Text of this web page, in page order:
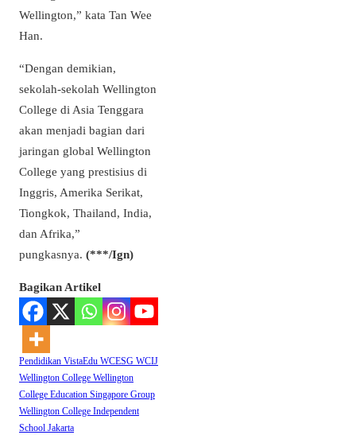
Wellington,” kata Tan Wee
Han.
“Dengan demikian,
sekolah-sekolah Wellington
College di Asia Tenggara
akan menjadi bagian dari
jaringan global Wellington
College yang prestisius di
Inggris, Amerika Serikat,
Tiongkok, Thailand, India,
dan Afrika,”
pungkasnya. (***/Ign)
Bagikan Artikel
Pendidikan VistaEdu WCESG WCIJ
Wellington College Wellington
College Education Singapore Group
Wellington College Independent
School Jakarta